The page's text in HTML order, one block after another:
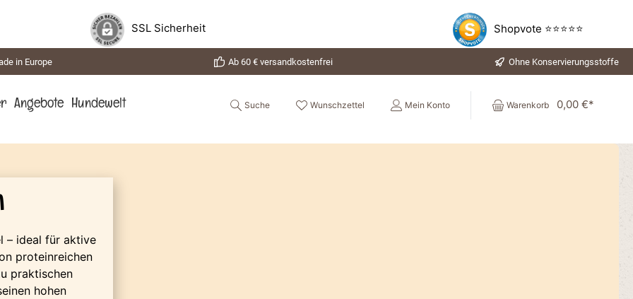
SSL Sicherheit Shopvote ⭐⭐⭐⭐⭐
in Europe Ab 60 € versandkostenfrei Ohne Konservierungsstoffe
Angebote Hundewelt Suche Wunschzettel Mein Konto Warenkorb 0,00 €*
– ideal für aktive
proteinreichen
praktischen
hohen